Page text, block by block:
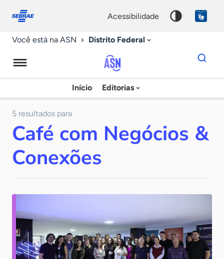
conosco
acessibilidade
Você está na ASN Distrito Federal
Agência
Sebrae
Notícias
Início Editorias
Dados
para
chave
5 resultados para
Café com Negócios &
Conexões